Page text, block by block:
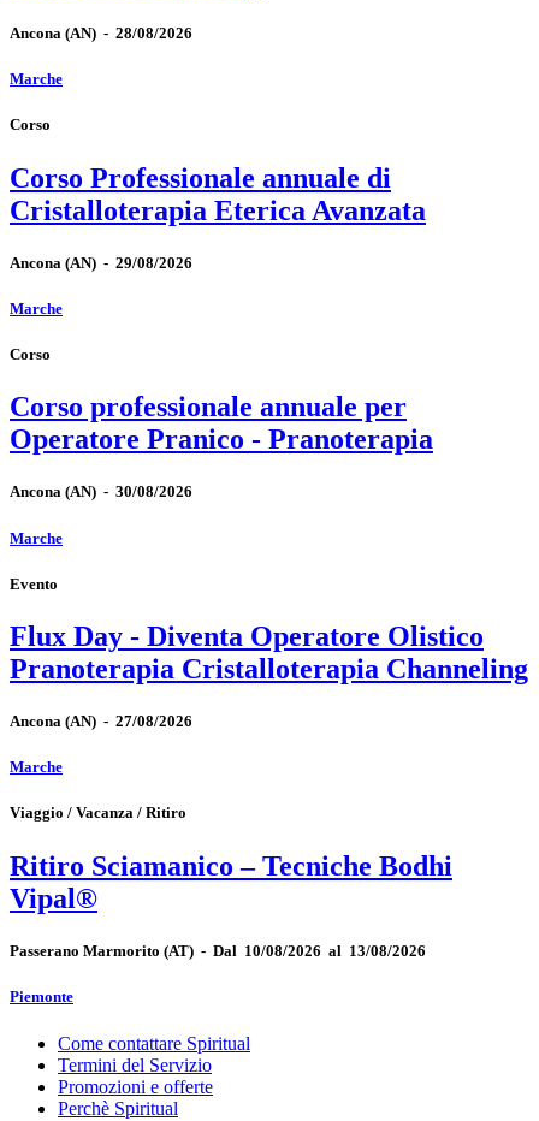
Ancona (AN) - 28/08/2026
Marche
Corso
Corso Professionale annuale di
Cristalloterapia Eterica Avanzata
Ancona (AN) - 29/08/2026
Marche
Corso
Corso professionale annuale per
Operatore Pranico - Pranoterapia
Ancona (AN) - 30/08/2026
Marche
Evento
Flux Day - Diventa Operatore Olistico
Pranoterapia Cristalloterapia Channeling
Ancona (AN) - 27/08/2026
Marche
Viaggio / Vacanza / Ritiro
Ritiro Sciamanico – Tecniche Bodhi
Vipal®
Passerano Marmorito (AT) - Dal 10/08/2026 al 13/08/2026
Piemonte
Come contattare Spiritual
Termini del Servizio
Promozioni e offerte
Perchè Spiritual